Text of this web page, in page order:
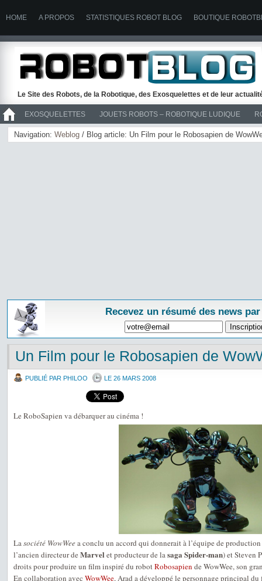
HOME A PROPOS STATISTIQUES ROBOT BLOG BOUTIQUE
Le Site des Robots, de la Robotique, des Exosquelettes et de leur
EXOSQUELETTES JOUETS ROBOTS – ROBOTIQUE LUDIQUE
>> ROBOTS
Navigation: Weblog / Blog article: Un Film pour le Robosapien de
Recevez un résumé des news
Un Film pour le Robosapien de
PUBLIÉ PAR PHILOO LE 26 MARS 2008
Le RoboSapien va débarquer au cinéma !
Lasociété WowWeea conclu un accord qui donnerait à l’équipe de
l’ancien directeur de Marvel et producteur de lasaga Spider-man) et Steven
droits pour produire un film inspiré du robotRobosapien de WowWee, son
En collaboration avec WowWee, Arad a développé le personnage principal